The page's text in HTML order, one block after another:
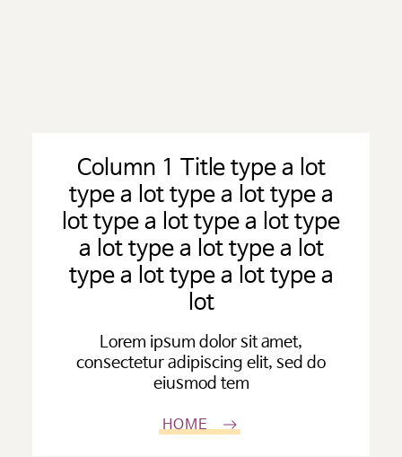
Column 1 Title type a lot
type a lot type a lot type a
lot type a lot type a lot type
a lot type a lot type a lot
type a lot type a lot type a
lot
Lorem ipsum dolor sit amet,
consectetur adipiscing elit, sed do
eiusmod tem
HOME